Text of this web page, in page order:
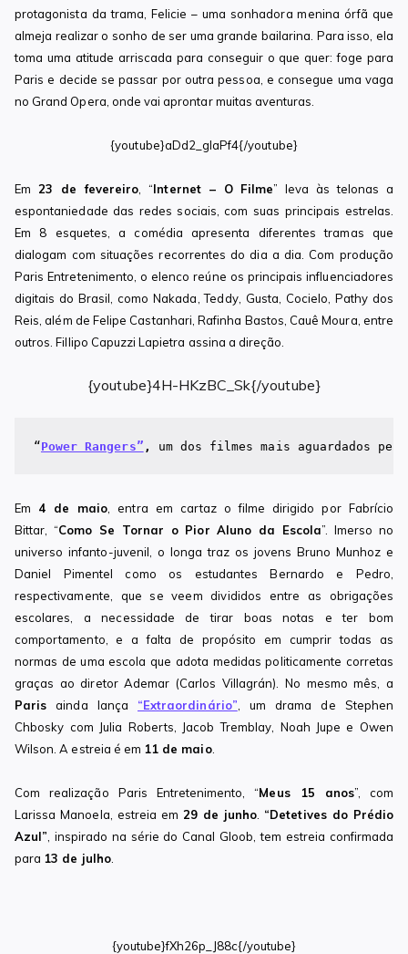
protagonista da trama, Felicie – uma sonhadora menina órfã que
almeja realizar o sonho de ser uma grande bailarina. Para isso, ela
toma uma atitude arriscada para conseguir o que quer: foge para
Paris e decide se passar por outra pessoa, e consegue uma vaga
no Grand Opera, onde vai aprontar muitas aventuras.
{youtube}aDd2_glaPf4{/youtube}
Em 23 de fevereiro , “Internet – O Filme” leva às telonas a
espontaniedade das redes sociais, com suas principais estrelas.
Em 8 esquetes, a comédia apresenta diferentes tramas que
dialogam com situações recorrentes do dia a dia. Com produção
Paris Entretenimento, o elenco reúne os principais influenciadores
digitais do Brasil, como Nakada, Teddy, Gusta, Cocielo, Pathy dos
Reis, além de Felipe Castanhari, Rafinha Bastos, Cauê Moura, entre
outros. Fillipo Capuzzi Lapietra assina a direção.
{youtube}4H-HKzBC_Sk{/youtube}
“Power Rangers” , um dos filmes mais aguardados
Em 4 de maio , entra em cartaz o filme dirigido por Fabrício
Bittar, “Como Se Tornar o Pior Aluno da Escola”. Imerso no
universo infanto-juvenil, o longa traz os jovens Bruno Munhoz e
Daniel Pimentel como os estudantes Bernardo e Pedro,
respectivamente, que se veem divididos entre as obrigações
escolares, a necessidade de tirar boas notas e ter bom
comportamento, e a falta de propósito em cumprir todas as
normas de uma escola que adota medidas politicamente corretas
graças ao diretor Ademar (Carlos Villagrán). No mesmo mês, a
Paris ainda lança “Extraordinário” , um drama de Stephen
Chbosky com Julia Roberts, Jacob Tremblay, Noah Jupe e Owen
Wilson. A estreia é em 11 de maio.
Com realização Paris Entretenimento, “Meus 15 anos”, com
Larissa Manoela, estreia em 29 de junho “Detetives do Prédio
Azul” , inspirado na série do Canal Gloob, tem estreia confirmada
para 13 de julho.
{youtube}fXh26p_J88c{/youtube}